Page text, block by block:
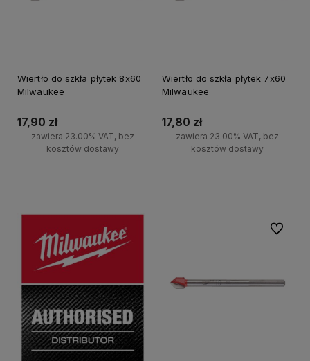
Wiertło do szkła płytek 8x60
Milwaukee
17,90 zł
zawiera 23.00% VAT, bez
kosztów dostawy
Wiertło do szkła płytek 7x60
Milwaukee
17,80 zł
zawiera 23.00% VAT, bez
kosztów dostawy
Do